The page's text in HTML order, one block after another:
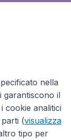
inclusi
e Lufthansa.
o con la tua
per più di
volo dall’Italia
nella
garantiscono il
cookie analitici
(visualizza
tipo per